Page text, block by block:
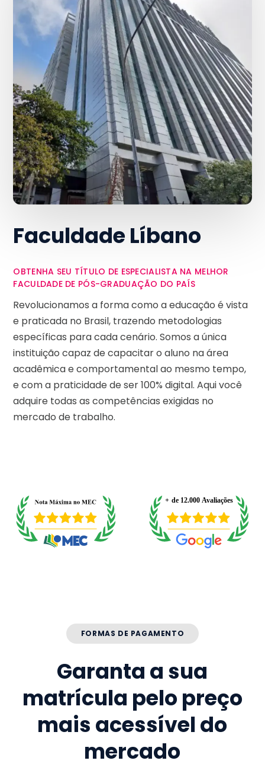
Faculdade Líbano
OBTENHA SEU TÍTULO DE ESPECIALISTA NA MELHOR
FACULDADE DE PÓS-GRADUAÇÃO DO PAÍS
Revolucionamos a forma como a educação é vista
e praticada no Brasil, trazendo metodologias
específicas para cada cenário. Somos a única
instituição capaz de capacitar o aluno na área
acadêmica e comportamental ao mesmo tempo,
e com a praticidade de ser 100% digital. Aqui você
adquire todas as competências exigidas no
mercado de trabalho.
FORMAS DE PAGAMENTO
Garanta a sua
matrícula pelo preço
mais acessível do
mercado